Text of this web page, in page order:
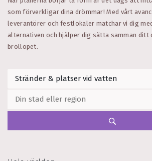
som förverkligar dina drömmar! Med vårt
leverantörer och festlokaler matchar vi dig
alternativen och hjälper dig sätta samman ditt
bröllopet.